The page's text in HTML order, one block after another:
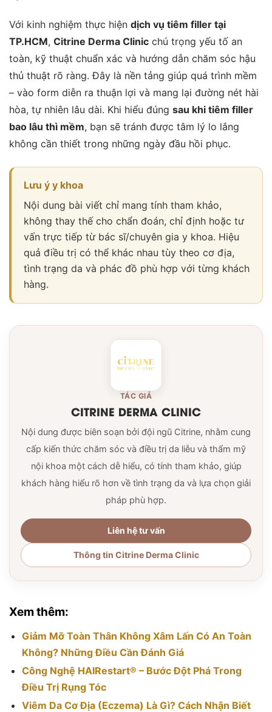
Với kinh nghiệm thực hiện dịch vụ tiêm filler tại
TP.HCM, Citrine Derma Clinic chú trọng yếu tố an
toàn, kỹ thuật chuẩn xác và hướng dẫn chăm sóc hậu
thủ thuật rõ ràng. Đây là nền tảng giúp quá trình mềm
– vào form diễn ra thuận lợi và mang lại đường nét hài
hòa, tự nhiên lâu dài. Khi hiểu đúng sau khi tiêm filler
bao lâu thì mềm, bạn sẽ tránh được tâm lý lo lắng
không cần thiết trong những ngày đầu hồi phục.
Lưu ý y khoa
Nội dung bài viết chỉ mang tính tham khảo,
không thay thế cho chẩn đoán, chỉ định hoặc tư
vấn trực tiếp từ bác sĩ/chuyên gia y khoa. Hiệu
quả điều trị có thể khác nhau tùy theo cơ địa,
tình trạng da và phác đồ phù hợp với từng khách
hàng.
TÁC GIẢ
CITRINE DERMA CLINIC
Nội dung được biên soạn bởi đội ngũ Citrine, nhằm cung
cấp kiến thức chăm sóc và điều trị da liễu và thẩm mỹ
nội khoa một cách dễ hiểu, có tính tham khảo, giúp
khách hàng hiểu rõ hơn về tình trạng da và lựa chọn giải
pháp phù hợp.
Liên hệ tư vấn
Thông tin Citrine Derma Clinic
Xem thêm:
Giảm Mỡ Toàn Thân Không Xâm Lấn Có An Toàn
Không? Những Điều Cần Đánh Giá
Công Nghệ HAIRestart® – Bước Đột Phá Trong
Điều Trị Rụng Tóc
Viêm Da Cơ Địa (Eczema) Là Gì? Cách Nhận Biết